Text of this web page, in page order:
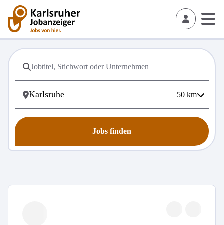
50 km
Jobs finden